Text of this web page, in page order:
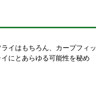
イはもちろん、カープフィッ
にとあらゆる可能性を秘め